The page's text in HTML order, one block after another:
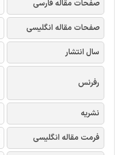
صفحات مقاله فارسی
صفحات مقاله انگلیسی
سال انتشار
رفرنس
نشریه
فرمت مقاله انگلیسی